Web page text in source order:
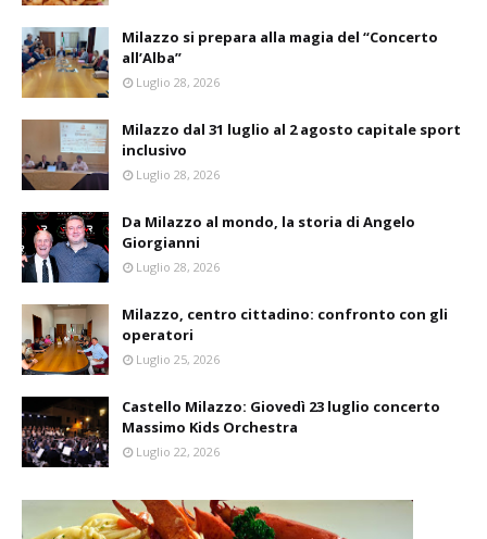
Milazzo si prepara alla magia del “Concerto
all’Alba”
Luglio 28, 2026
Milazzo dal 31 luglio al 2 agosto capitale sport
inclusivo
Luglio 28, 2026
Da Milazzo al mondo, la storia di Angelo
Giorgianni
Luglio 28, 2026
Milazzo, centro cittadino: confronto con gli
operatori
Luglio 25, 2026
Castello Milazzo: Giovedì 23 luglio concerto
Massimo Kids Orchestra
Luglio 22, 2026